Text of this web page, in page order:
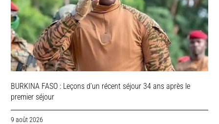
BURKINA FASO : Leçons d’un récent séjour 34 ans après le
premier séjour
9 août 2026